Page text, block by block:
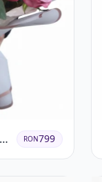
RON799